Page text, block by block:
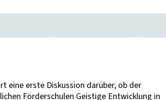
eine erste Diskussion darüber, ob der
Förderschulen Geistige Entwicklung in